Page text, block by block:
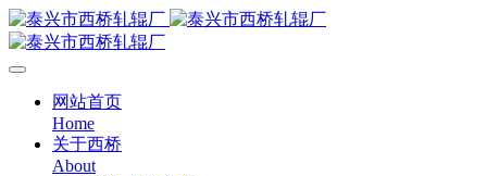
网站首页
Home
关于西桥
About